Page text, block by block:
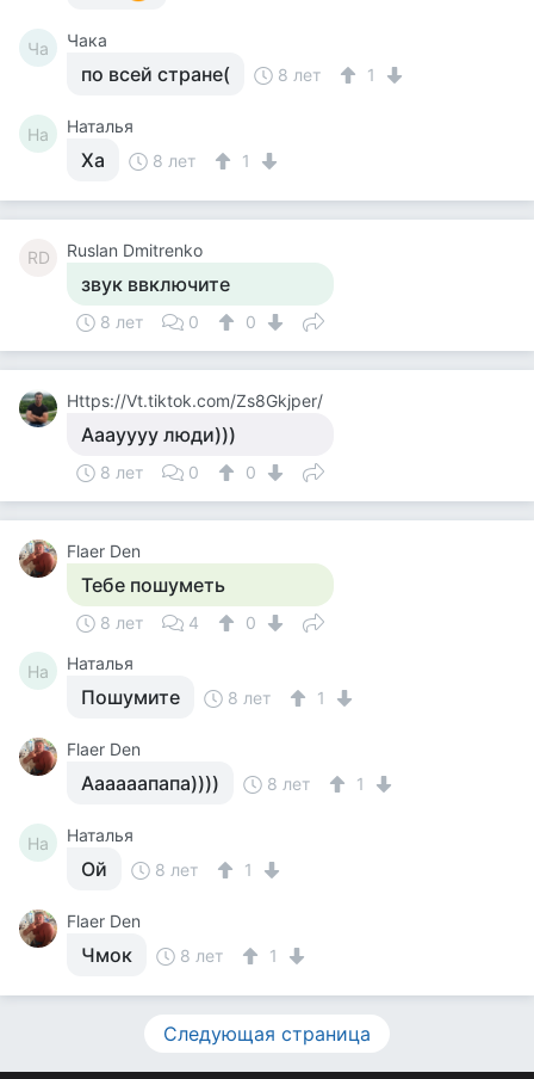
Ча Чака
по всей стране( 8 лет 1
На Наталья
Ха 8 лет 1
RD Ruslan Dmitrenko
звук ввключите
8 лет 0 0
Https://Vt.tiktok.com/Zs8Gkjper/
Ааауууу люди)))
8 лет 0 0
Flaer Den
Тебе пошуметь
8 лет 4 0
На Наталья
Пошумите 8 лет 1
Flaer Den
Аааааапапа)))) 8 лет 1
На Наталья
Ой 8 лет 1
Flaer Den
Чмок 8 лет 1
Следующая страница